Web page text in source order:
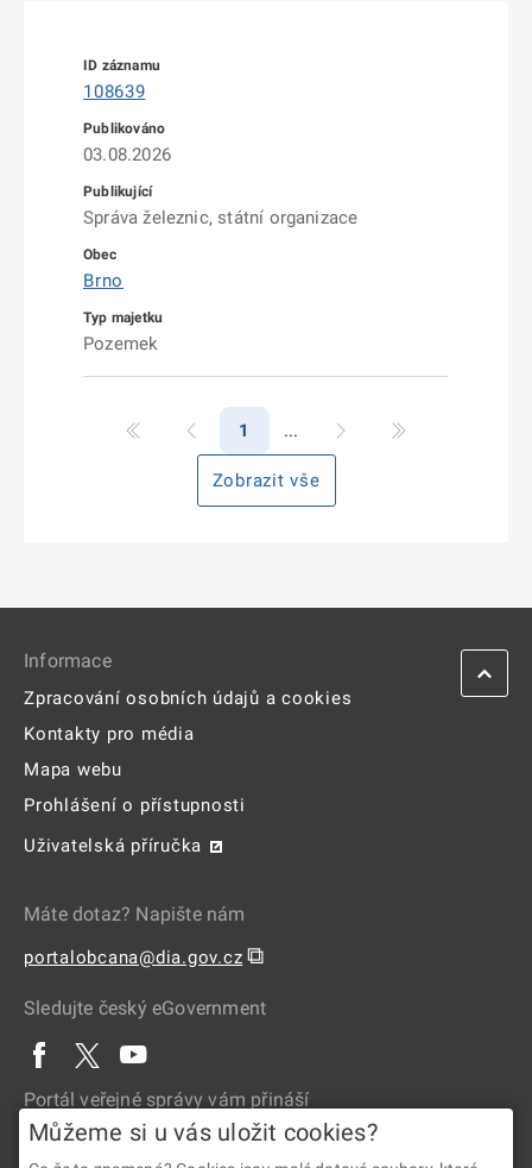
108639
03.08.2026
Správa železnic, státní organizace
Brno
Pozemek
Zobrazit vše
1
Informace
Zpracování osobních údajů a cookies
Kontakty pro média
Mapa webu
Prohlášení o přístupnosti
Uživatelská příručka
Máte dotaz? Napište nám
portalobcana@dia.gov.cz ⧉
Sledujte český eGovernment
Portál veřejné správy vám přináší
Můžeme si u vás uložit cookies?